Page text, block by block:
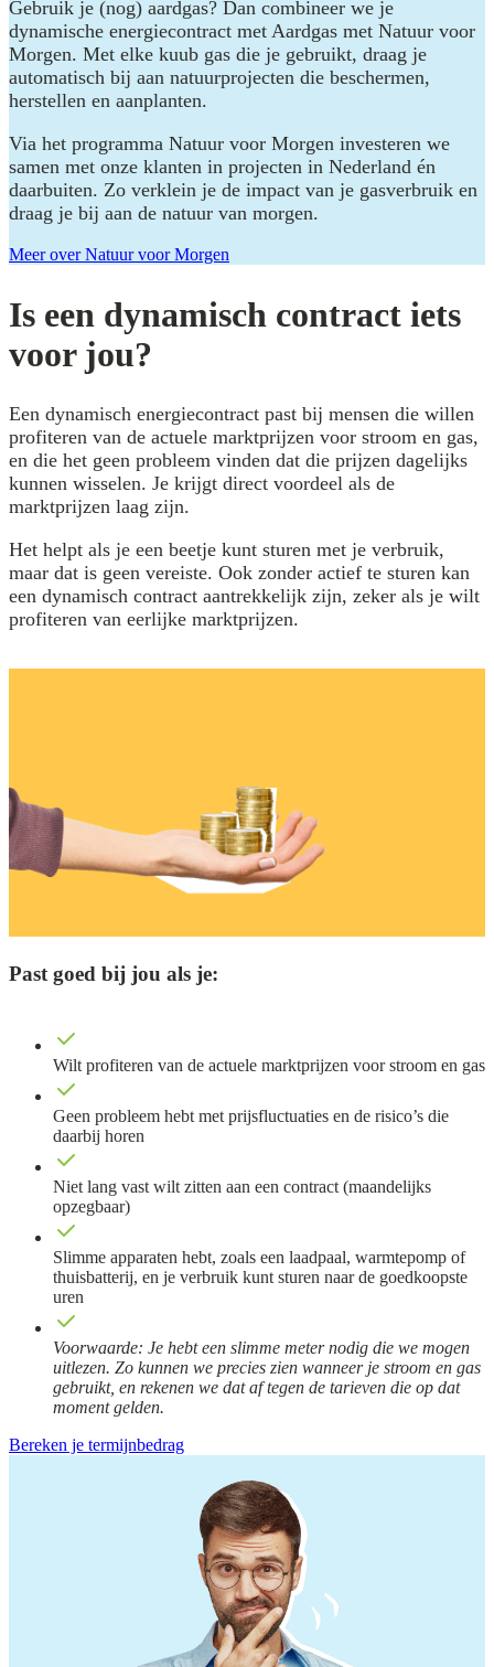
Gebruik je (nog) aardgas? Dan combineer we je
dynamische energiecontract met Aardgas met Natuur voor
Morgen. Met elke kuub gas die je gebruikt, draag je
automatisch bij aan natuurprojecten die beschermen,
herstellen en aanplanten.
Via het programma Natuur voor Morgen investeren we
samen met onze klanten in projecten in Nederland én
daarbuiten. Zo verklein je de impact van je gasverbruik en
draag je bij aan de natuur van morgen.
Meer over Natuur voor Morgen
Is een dynamisch contract iets
voor jou?
Een dynamisch energiecontract past bij mensen die willen
profiteren van de actuele marktprijzen voor stroom en gas,
en die het geen probleem vinden dat die prijzen dagelijks
kunnen wisselen. Je krijgt direct voordeel als de
marktprijzen laag zijn.
Het helpt als je een beetje kunt sturen met je verbruik,
maar dat is geen vereiste. Ook zonder actief te sturen kan
een dynamisch contract aantrekkelijk zijn, zeker als je wilt
profiteren van eerlijke marktprijzen.
Past goed bij jou als je:
Wilt profiteren van de actuele marktprijzen voor stroom en gas
Geen probleem hebt met prijsfluctuaties en de risico’s die
daarbij horen
Niet lang vast wilt zitten aan een contract (maandelijks
opzegbaar)
Slimme apparaten hebt, zoals een laadpaal, warmtepomp of
thuisbatterij, en je verbruik kunt sturen naar de goedkoopste
uren
Voorwaarde: Je hebt een slimme meter nodig die we mogen
uitlezen. Zo kunnen we precies zien wanneer je stroom en gas
gebruikt, en rekenen we dat af tegen de tarieven die op dat
moment gelden.
Bereken je termijnbedrag